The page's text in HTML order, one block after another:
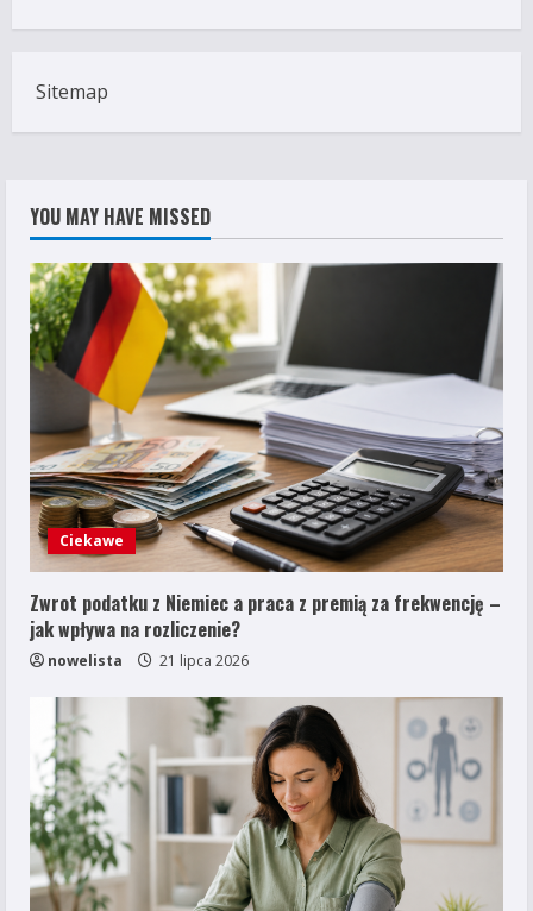
Sitemap
YOU MAY HAVE MISSED
Ciekawe
Zwrot podatku z Niemiec a praca z premią za frekwencję –
jak wpływa na rozliczenie?
nowelista 21 lipca 2026